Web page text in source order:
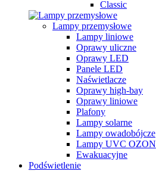
Classic
Lampy przemysłowe
Lampy liniowe
Oprawy uliczne
Oprawy LED
Panele LED
Naświetlacze
Oprawy high-bay
Oprawy liniowe
Plafony
Lampy solarne
Lampy owadobójcze
Lampy UVC OZON
Ewakuacyjne
Podświetlenie